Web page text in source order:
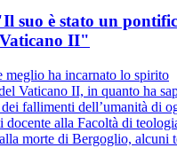
suo è stato un
II"
meglio ha incarnato lo spirito
Vaticano II, in quanto ha
fallimenti dell’umanità di
docente alla Facoltà di
morte di Bergoglio, alcuni